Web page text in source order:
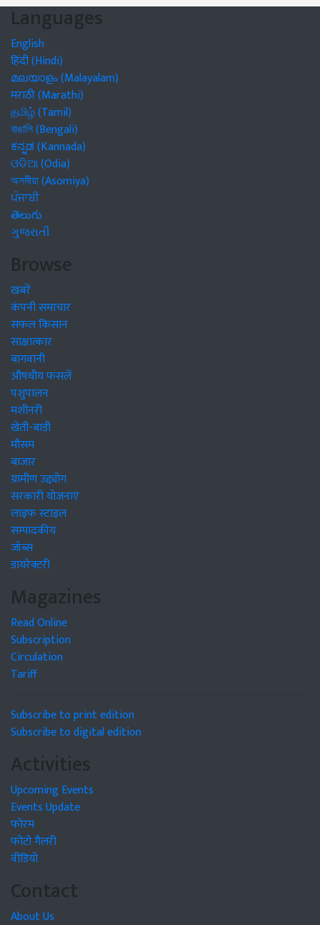
Languages
English
हिंदी (Hindi)
മലയാളം (Malayalam)
मराठी (Marathi)
தமிழ் (Tamil)
বাঙালি (Bengali)
ಕನ್ನಡ (Kannada)
ଓଡିଆ (Odia)
অসমীয়া (Asomiya)
ਪੰਜਾਬੀ
తెలుగు
ગુજરાતી
Browse
खबरें
कंपनी समाचार
सफल किसान
साक्षात्कार
बागवानी
औषधीय फसलें
पशुपालन
मशीनरी
खेती-बाड़ी
मौसम
बाजार
ग्रामीण उद्द्योग
सरकारी योजनाएं
लाइफ स्टाइल
सम्पादकीय
जॉब्स
डायरेक्टरी
Magazines
Read Online
Subscription
Circulation
Tariff
Subscribe to print edition
Subscribe to digital edition
Activities
Upcoming Events
Events Update
फोरम
फोटो गैलरी
वीडियो
Contact
About Us